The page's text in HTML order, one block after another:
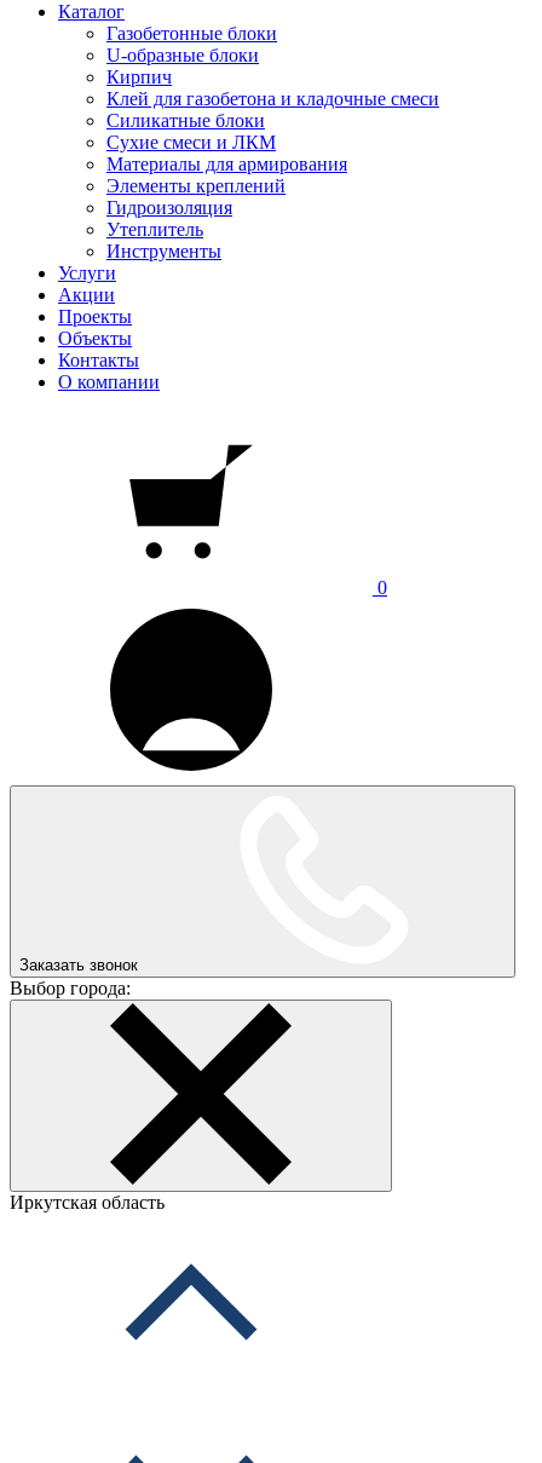
Каталог
Газобетонные блоки
U-образные блоки
Кирпич
Клей для газобетона и кладочные смеси
Силикатные блоки
Сухие смеси и ЛКМ
Материалы для армирования
Элементы креплений
Гидроизоляция
Утеплитель
Инструменты
Услуги
Акции
Проекты
Объекты
Контакты
О компании
0
Заказать звонок
Выбор города:
Иркутская область